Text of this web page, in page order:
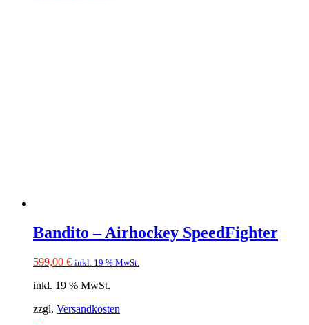
Bandito – Airhockey SpeedFighter
599,00 € inkl. 19 % MwSt.
inkl. 19 % MwSt.
zzgl. Versandkosten